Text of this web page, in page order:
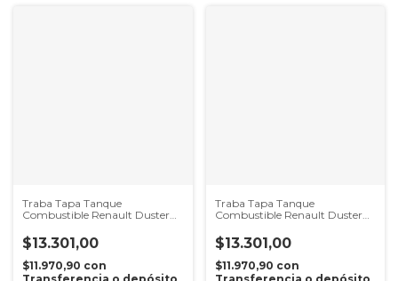
Traba Tapa Tanque
Combustible Renault Duster
$13.301,00
$11.970,90 con
Traba Tapa Tanque
Combustible Renault Duster
$13.301,00
$11.970,90 con